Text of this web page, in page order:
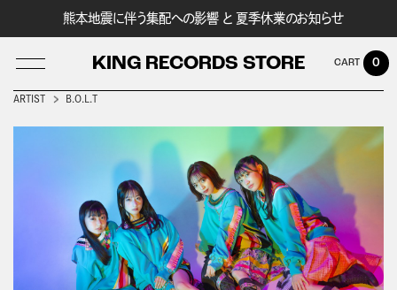
熊本地震に伴う集配への影響 と 夏季休業のお知らせ
KING RECORDS STORE 0
ARTIST B.O.L.T